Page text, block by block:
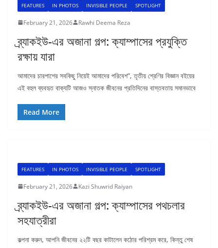
FEATURES IN PHOTOS INVISIBLE PEOPLE SPOTLIGHT
February 21, 2026 Rawhi Deema Reza
ব্র্যাকইউ-এর অজানা গল্প: ক্যাম্পাসের প্রযুক্তি
রক্ষায় যারা
আমাদের চারপাশের সবকিছু নিয়েই আমাদের পরিবেশ”, তৃতীয় শ্রেণির বিজ্ঞান বইয়ের
এই বহুল ব্যবহৃত বাক্যটি আজও স্নাতক জীবনের প্রতিদিনের বাস্তবতায় সমানভাবে
Read More
FEATURES IN PHOTOS INVISIBLE PEOPLE SPOTLIGHT
February 21, 2026 Kazi Shuwrid Raiyan
ব্র্যাকইউ-এর অজানা গল্প: ক্যাম্পাসের পথচলার
সহযাত্রীরা
কল্পনা করুন, আপনি জীবনের ২২টি বছর কাটালেন কঠোর পরিশ্রম করে, কিন্তু শেষ